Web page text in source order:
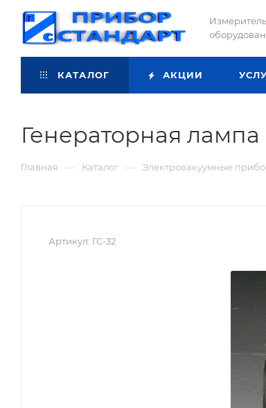
КАТАЛОГ АКЦИИ
Генераторная лампа
Главная — Каталог — Электровакуумные
Артикул: ГС-32